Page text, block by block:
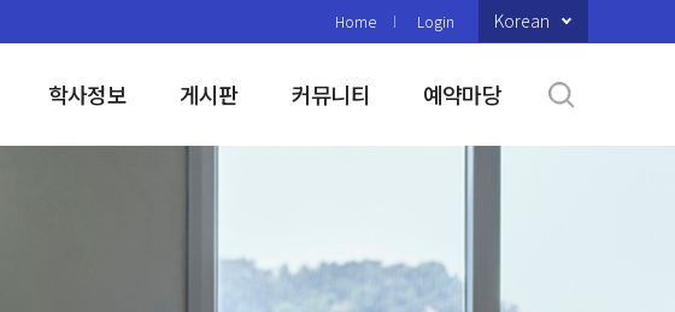
Home Login Korean
학사정보 게시판 커뮤니티 예약마당